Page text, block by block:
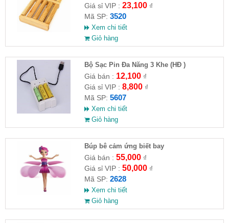
Giá sỉ VIP : 23,100₫
Mã SP: 3520
Xem chi tiết
Giỏ hàng
Bộ Sạc Pin Đa Năng 3 Khe (HĐ )
Giá bán : 12,100₫
Giá sỉ VIP : 8,800₫
Mã SP: 5607
Xem chi tiết
Giỏ hàng
​Búp bê cảm ứng biết bay
Giá bán : 55,000₫
Giá sỉ VIP : 50,000₫
Mã SP: 2628
Xem chi tiết
Giỏ hàng